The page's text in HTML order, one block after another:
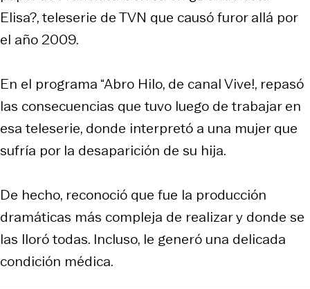
Elisa?, teleserie de TVN que causó furor allá por
el año 2009.
En el programa “Abro Hilo, de canal Vive!, repasó
las consecuencias que tuvo luego de trabajar en
esa teleserie, donde interpretó a una mujer que
sufría por la desaparición de su hija.
De hecho, reconoció que fue la producción
dramáticas más compleja de realizar y donde se
las lloró todas. Incluso, le generó una delicada
condición médica.